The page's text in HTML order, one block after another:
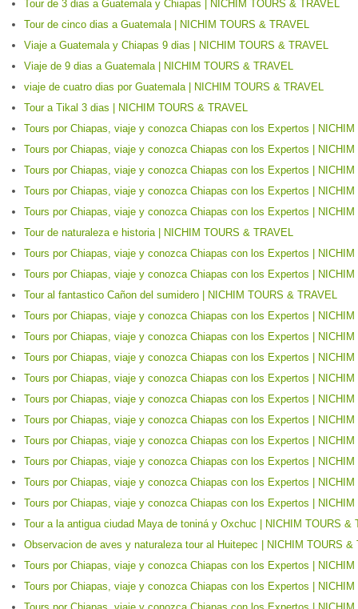
Tour de 3 dias a Guatemala y Chiapas | NICHIM TOURS & TRAVEL
Tour de cinco dias a Guatemala | NICHIM TOURS & TRAVEL
Viaje a Guatemala y Chiapas 9 dias | NICHIM TOURS & TRAVEL
Viaje de 9 dias a Guatemala | NICHIM TOURS & TRAVEL
viaje de cuatro dias por Guatemala | NICHIM TOURS & TRAVEL
Tour a Tikal 3 dias | NICHIM TOURS & TRAVEL
Tours por Chiapas, viaje y conozca Chiapas con los Expertos |
Tours por Chiapas, viaje y conozca Chiapas con los Expertos |
Tours por Chiapas, viaje y conozca Chiapas con los Expertos |
Tours por Chiapas, viaje y conozca Chiapas con los Expertos |
Tours por Chiapas, viaje y conozca Chiapas con los Expertos |
Tour de naturaleza e historia | NICHIM TOURS & TRAVEL
Tours por Chiapas, viaje y conozca Chiapas con los Expertos |
Tours por Chiapas, viaje y conozca Chiapas con los Expertos |
Tour al fantastico Cañon del sumidero | NICHIM TOURS & TRAVEL
Tours por Chiapas, viaje y conozca Chiapas con los Expertos |
Tours por Chiapas, viaje y conozca Chiapas con los Expertos |
Tours por Chiapas, viaje y conozca Chiapas con los Expertos |
Tours por Chiapas, viaje y conozca Chiapas con los Expertos |
Tours por Chiapas, viaje y conozca Chiapas con los Expertos |
Tours por Chiapas, viaje y conozca Chiapas con los Expertos |
Tours por Chiapas, viaje y conozca Chiapas con los Expertos |
Tours por Chiapas, viaje y conozca Chiapas con los Expertos |
Tours por Chiapas, viaje y conozca Chiapas con los Expertos |
Tours por Chiapas, viaje y conozca Chiapas con los Expertos |
Tour a la antigua ciudad Maya de toniná y Oxchuc | NICHIM TOURS &
Observacion de aves y naturaleza tour al Huitepec | NICHIM TOURS &
Tours por Chiapas, viaje y conozca Chiapas con los Expertos |
Tours por Chiapas, viaje y conozca Chiapas con los Expertos |